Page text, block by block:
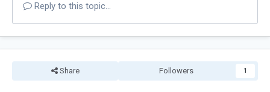
Reply to this topic...
Share Followers 1